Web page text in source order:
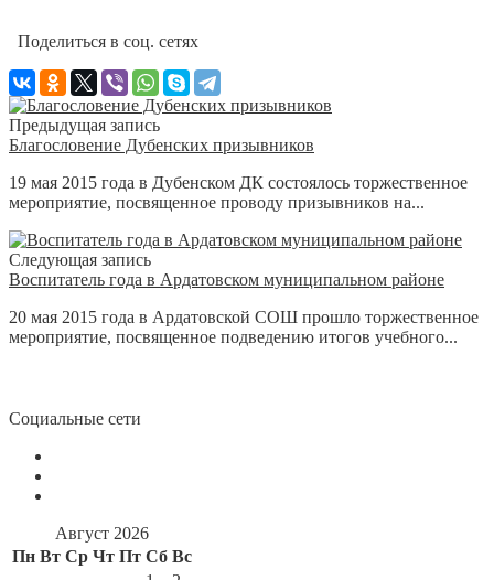
Поделиться в соц. сетях
Предыдущая запись
Благословение Дубенских призывников
19 мая 2015 года в Дубенском ДК состоялось торжественное
мероприятие, посвященное проводу призывников на...
Следующая запись
Воспитатель года в Ардатовском муниципальном районе
20 мая 2015 года в Ардатовской СОШ прошло торжественное
мероприятие, посвященное подведению итогов учебного...
Социальные сети
Август 2026
Пн Вт Ср Чт Пт Сб Вс